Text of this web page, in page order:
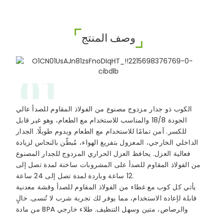
وصف المنتج
01
الكوب ذو جدار مزدوج مصنوع من الفولاذ المقاوم للصدأ عالي
الجودة 18/8 والمناسب للاستخدام مع الطعام، وهو غير قابل
للكسر. آمن تمامًا للاستخدام مع الطعام ويدوم طويلًا. الجدار
الداخلي الخارجي، المعزول بتفريغ الهواء، مُبطّن بالنحاس لزيادة
فعالية العزل. يحافظ العزل الحراري المزدوج للجدار المصنوع
من الفولاذ المقاوم للصدأ على المشروبات ساخنة لمدة تصل إلى
12 ساعة وباردة لمدة تصل إلى 24 ساعة.
يأتي كل كوب مع غطاء من الفولاذ المقاوم للصدأ وقشة معدنية
قابلة لإعادة الاستخدام، مما يوفر لك تجربة شرب لا تُنسى. خالٍ
من مادة BPA والرصاص، متين وسهل التنظيف. طلاء خارجي